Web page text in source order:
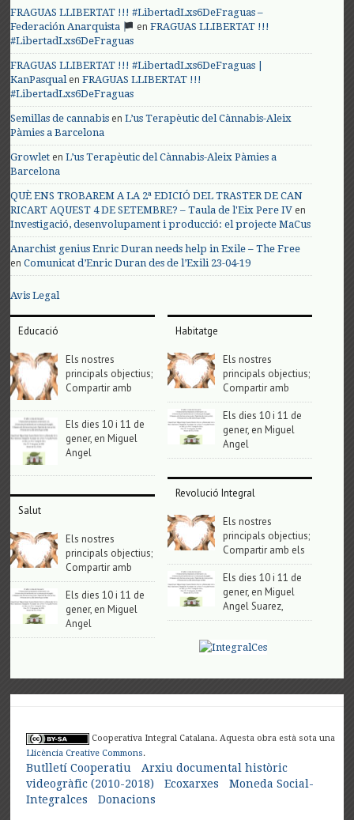
FRAGUAS LLIBERTAT !!! #LibertadLxs6DeFraguas –
Federación Anarquista
enFRAGUAS LLIBERTAT !!!
#LibertadLxs6DeFraguas
FRAGUAS LLIBERTAT !!! #LibertadLxs6DeFraguas |
KanPasqualenFRAGUAS LLIBERTAT !!!
#LibertadLxs6DeFraguas
Semillas de cannabis enL’us Terapèutic del Cànnabis-Aleix
Pàmies a Barcelona
Growlet enL’us Terapèutic del Cànnabis-Aleix Pàmies a
Barcelona
QUÈ ENS TROBAREM A LA 2ª EDICIÓ DEL TRASTER DE CAN
RICART AQUEST 4 DE SETEMBRE? – Taula de l'Eix Pere IV en
Investigació, desenvolupament i producció: el projecte MaCus
Anarchist genius Enric Duran needs help in Exile – The Free
enComunicat d’Enric Duran des de l’Exili 23-04-19
Avis Legal
Educació
Els nostres
principals objectius;
Compartir amb
Els dies 10 i 11 de
gener, en Miguel
Angel
Salut
Els nostres
principals objectius;
Compartir amb
Els dies 10 i 11 de
gener, en Miguel
Angel
Habitatge
Els nostres
principals objectius;
Compartir amb
Els dies 10 i 11 de
gener, en Miguel
Angel
Revolució Integral
Els nostres
principals objectius;
Compartir amb els
Els dies 10 i 11 de
gener, en Miguel
Angel Suarez,
Cooperativa Integral Catalana. Aquesta obra està sota una
Llicència Creative Commons.
Butlletí Cooperatiu
Arxiu documental històric
videogràfic (2010-2018)
Ecoxarxes
Moneda Social-
Integralces
Donacions